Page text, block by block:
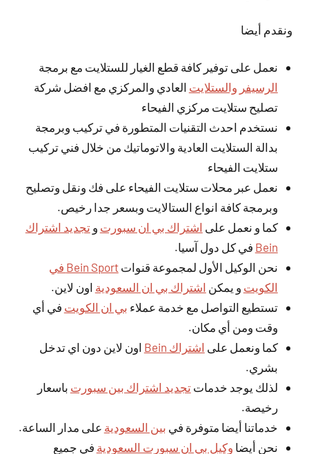
ونقدم أيضا
نعمل على توفير كافة قطع الغيار للستلايت مع برمجة
الرسيفر والستلايت العادي والمركزي مع افضل شركة
تصليح ستلايت مركزي الفيحاء
نستخدم احدث التقنيات المتطورة في تركيب وبرمجة
بدالة الستلايت العادية والاتوماتيك من خلال فني تركيب
ستلايت الفيحاء
نعمل عبر محلات ستلايت الفيحاء على فك ونقل وتصليح
وبرمجة كافة انواع الستالايت وبسعر جدا رخيص.
كما و نعمل على اشتراك بي ان سبورت وتجديد اشتراك
Bein في كل دول آسيا.
نحن الوكيل الأول لمجموعة قنوات
Bein Sport في
الكويت و يمكن اشتراك بي ان السعودية اون لاين.
تستطيع التواصل مع خدمة عملاء بي ان الكويت في أي
وقت ومن أي مكان.
كما ونعمل على اشتراك Bein
اون لاين دون اي تدخل
بشري.
لذلك يوجد خدماتتجديد اشتراك بين سبورت باسعار
رخيصة.
خدماتنا أيضا متوفرة في بين السعودية على مدار الساعة.
نحن أيضا وكيل بي ان سبورت السعودية في جميع